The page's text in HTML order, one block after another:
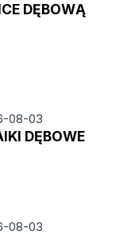
DĘBOWĄ
08-03
DĘBOWE
08-03